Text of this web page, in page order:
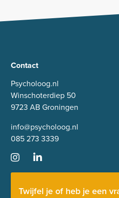
Contact
Psycholoog.nl
Winschoterdiep 50
9723 AB Groningen
info@psycholoog.nl
085 273 3339
Twijfel je of heb je een